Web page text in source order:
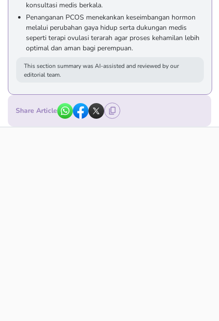
konsultasi medis berkala.
Penanganan PCOS menekankan keseimbangan hormon
melalui perubahan gaya hidup serta dukungan medis
seperti terapi ovulasi terarah agar proses kehamilan lebih
optimal dan aman bagi perempuan.
This section summary was AI-assisted and reviewed by our
editorial team.
Share Article